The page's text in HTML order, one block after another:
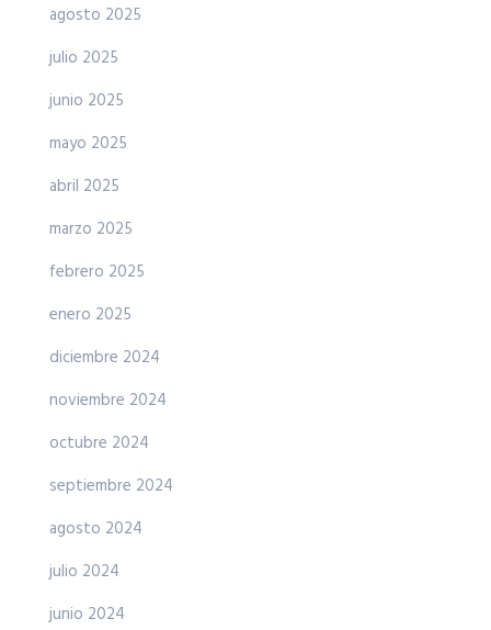
agosto 2025
julio 2025
junio 2025
mayo 2025
abril 2025
marzo 2025
febrero 2025
enero 2025
diciembre 2024
noviembre 2024
octubre 2024
septiembre 2024
agosto 2024
julio 2024
junio 2024